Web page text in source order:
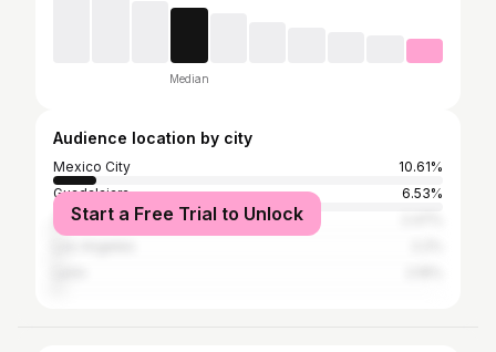
Median
Audience location by city
Mexico City
10.61%
Guadalajara
6.53%
Zapopan
Start a Free Trial to Unlock